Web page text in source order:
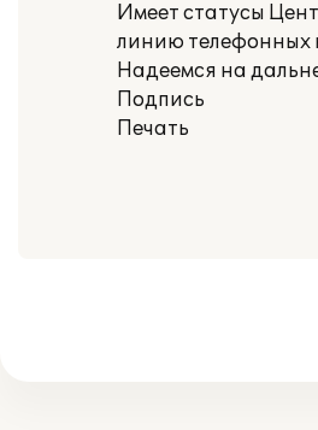
Имеет статусы
линию телефонных
Надеемся на
Подпись
Печать